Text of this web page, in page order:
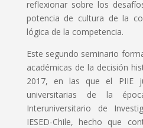
reflexionar sobre los
potencia de cultura de la
lógica de la competencia.
Este segundo seminario
académicas de la decisión
2017, en las que el PIIE
universitarias de la
Interuniversitario de
IESED-Chile, hecho que